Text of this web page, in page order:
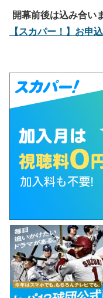
開幕前後は込み合い
【スカパー！】お申